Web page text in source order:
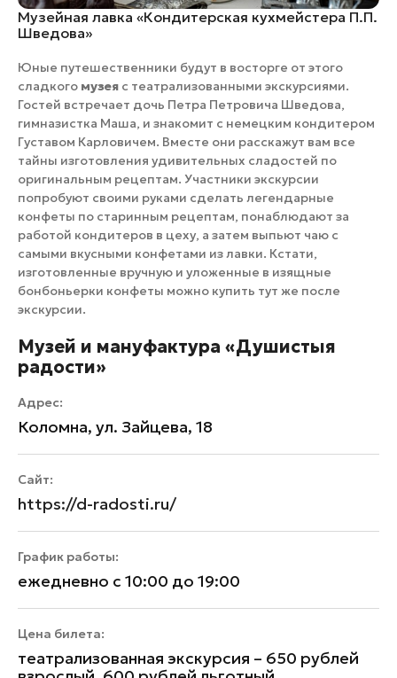
Музейная лавка «Кондитерская кухмейстера П.П.
Шведова»
Юные путешественники будут в восторге от этого
сладкого музея с театрализованными экскурсиями.
Гостей встречает дочь Петра Петровича Шведова,
гимназистка Маша, и знакомит с немецким кондитером
Густавом Карловичем. Вместе они расскажут вам все
тайны изготовления удивительных сладостей по
оригинальным рецептам. Участники экскурсии
попробуют своими руками сделать легендарные
конфеты по старинным рецептам, понаблюдают за
работой кондитеров в цеху, а затем выпьют чаю с
самыми вкусными конфетами из лавки. Кстати,
изготовленные вручную и уложенные в изящные
бонбоньерки конфеты можно купить тут же после
экскурсии.
Музей и мануфактура «Душистыя
радости»
Адрес:
Коломна, ул. Зайцева, 18
Сайт:
https://d-radosti.ru/
График работы:
ежедневно с 10:00 до 19:00
Цена билета:
театрализованная экскурсия – 650 рублей